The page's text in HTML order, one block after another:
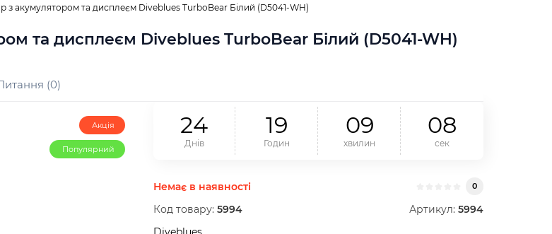
з акумулятором та дисплеєм Diveblues TurboBear Білий (D5041-WH)
та дисплеєм Diveblues TurboBear Білий (D5041-WH)
(0)
Акція
Популярний
24
Днів
19
Годин
09
хвилин
08
сек
Немає в наявності 0
Код товару: 5994 Артикул: 5994